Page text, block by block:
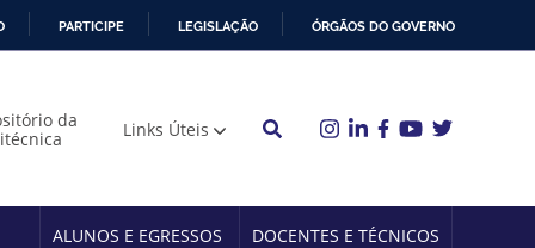
PARTICIPE LEGISLAÇÃO ÓRGÃOS DO GOVERNO
da
Links Úteis
ALUNOS E EGRESSOS DOCENTES E TÉCNICOS